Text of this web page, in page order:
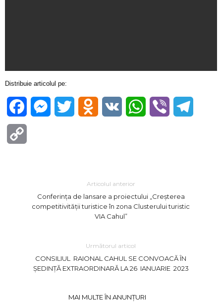
Distribuie articolul pe:
FacebookMessenger
Twitter Odnoklassniki
VK WhatsApp
Viber
Articolul anterior
Conferința de lansare a proiectului „Creșterea
competitivității turistice în zona Clusterului turistic
VIA Cahul”
Următorul articol
CONSILIUL RAIONAL CAHUL SE CONVOACĂ ÎN
ŞEDINŢĂ EXTRAORDINARĂ LA 26 IANUARIE 2023
MAI MULTE ÎN ANUNȚURI